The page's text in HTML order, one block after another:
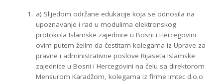
a) Slijedom održane edukacije koja se odnosila na
upoznavanje i rad u modulima elektronskog
protokola Islamske zajednice u Bosni i Hercegovini
ovim putem želim da čestitam kolegama iz Uprave za
pravne i administrativne poslove Rijaseta Islamske
zajednice u Bosni i Hercegovini na čelu sa direktorom
Mensurom Karadžom, kolegama iz firme Imtec d.o.o